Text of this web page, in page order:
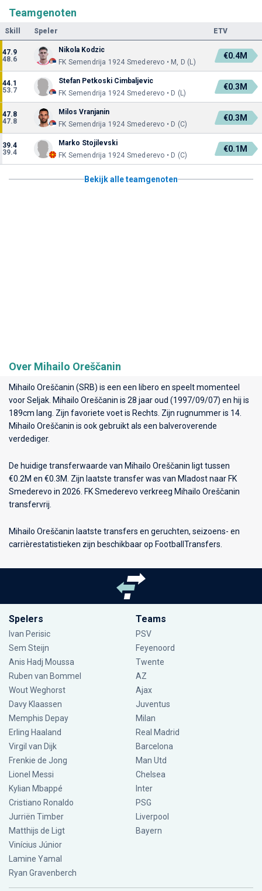
Teamgenoten
Skill Speler ETV
47.9
48.6
Nikola Kodzic
FK Semendrija 1924 Smederevo • M, D (L)
€0.4M
44.1
53.7
Stefan Petkoski Cimbaljevic
FK Semendrija 1924 Smederevo • D (L)
€0.3M
47.8
47.8
Milos Vranjanin
FK Semendrija 1924 Smederevo • D (C)
€0.3M
39.4
39.4
Marko Stojilevski
FK Semendrija 1924 Smederevo • D (C)
€0.1M
Bekijk alle teamgenoten
Over Mihailo Oreščanin
Mihailo Oreščanin (SRB) is een een libero en speelt momenteel
voorSeljak . Mihailo Oreščanin is 28 jaar oud (1997/09/07) en hij is
189cm lang. Zijn favoriete voet is Rechts. Zijn rugnummer is 14.
Mihailo Oreščanin is ook gebruikt als een balveroverende
verdediger.
De huidige transferwaarde van Mihailo Oreščanin ligt tussen
€0.2M en €0.3M. Zijn laatste transfer was van Mladost naar FK
Smederevo in 2026. FK Smederevo verkreeg Mihailo Oreščanin
transfervrij.
Mihailo Oreščanin laatste transfers en geruchten, seizoens- en
carrièrestatistieken zijn beschikbaar op FootballTransfers.
Spelers
Ivan Perisic
Sem Steijn
Anis Hadj Moussa
Ruben van Bommel
Wout Weghorst
Davy Klaassen
Memphis Depay
Erling Haaland
Virgil van Dijk
Frenkie de Jong
Lionel Messi
Kylian Mbappé
Cristiano Ronaldo
Jurriën Timber
Matthijs de Ligt
Vinícius Júnior
Lamine Yamal
Ryan Gravenberch
Teams
PSV
Feyenoord
Twente
AZ
Ajax
Juventus
Milan
Real Madrid
Barcelona
Man Utd
Chelsea
Inter
PSG
Liverpool
Bayern